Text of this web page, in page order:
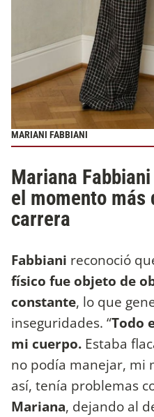
MARIANI FABBIANI
Mariana
el momento
carrera
Fabbiani reconoció
físico fue objeto de
constante, lo que
inseguridades. “Todo
mi cuerpo. Estaba
no podía manejar, mi
así, tenía problemas
Mariana, dejando al